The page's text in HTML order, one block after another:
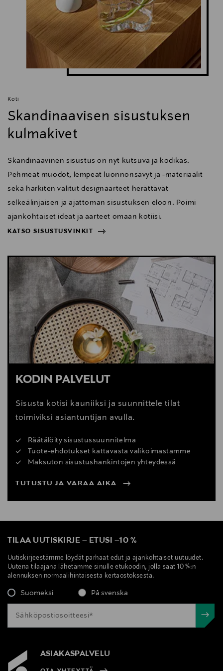
Koti
Skandinaavisen sisustuksen
kulmakivet
Skandinaavinen sisustus on nyt kutsuva ja kodikas.
Pehmeät muodot, lempeät luonnonsävyt ja -materiaalit
sekä harkiten valitut designaarteet herättävät
selkeälinjaisen ja ajattoman sisustuksen eloon. Poimi
ajankohtaiset ideat ja aarteet omaan kotiisi.
KATSO SISUSTUSVINKIT
KATSO SISUSTUSVINKIT
KODIN PALVELUT
Sisusta kotisi kauniiksi ja suunnittele tilat
toimiviksi asiantuntijan avulla.
Räätälöity sisustussuunnitelma
Tuote-ehdotukset kattavasta valikoimastamme
Maksuton sisustushankintojen yhteydessä
TUTUSTU JA VARAA AIKA
TILAA UUTISKIRJE – ETUSI –10 %
Uutiskirjeestämme löydät parhaat edut ja ajankohtaiset uutuudet.
Uutena tilaajana lähetämme sinulle etukoodin, jolla saat 10 %:n
alennuksen normaalihintaisesta kertaostoksesta.
Suomeksi På svenska
ASIAKASPALVELU